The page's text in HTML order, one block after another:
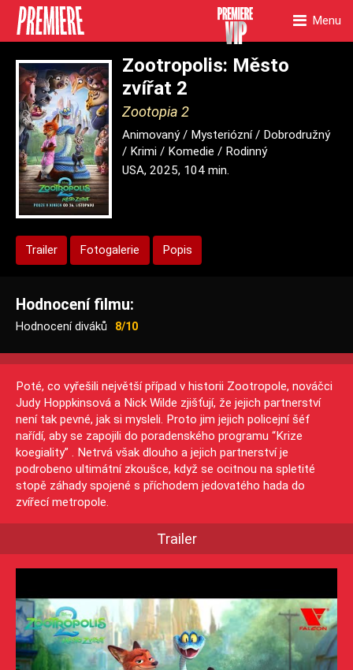
Menu
Zootropolis: Město
zvířat 2
Zootopia 2
Animovaný / Mysteriózní / Dobrodružný
/ Krimi / Komedie / Rodinný
USA, 2025, 104 min.
Trailer Fotogalerie Popis
Hodnocení filmu:
Hodnocení diváků 8/10
Poté, co vyřešili největší případ v historii Zootropole, nováčci
Judy Hoppkinsová a Nick Wilde zjišťují, že jejich partnerství
není tak pevné, jak si mysleli. Proto jim jejich policejní šéf
nařídí, aby se zapojili do poradenského programu “Krize
koegiality” . Netrvá však dlouho a jejich partnerství je
podrobeno ultimátní zkoušce, když se ocitnou na spletité
stopě záhady spojené s příchodem jedovatého hada do
zvířecí metropole.
Trailer